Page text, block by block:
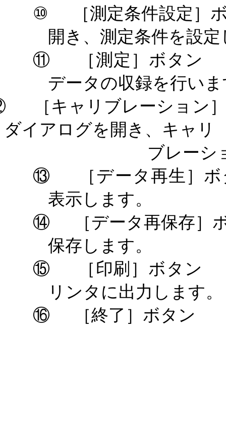
⑩
［測定条件設定
開き、測定条件を設
⑪
［測定］ボタン
データの収録を行い
［キャリブレーショ
ダイアログを開き、キャリ
ブレーシ
⑬
［データ再生］
表示します。
⑭
［データ再保存
保存します。
⑮
［印刷］ボタン
リンタに出力します。
⑯
［終了］ボタン